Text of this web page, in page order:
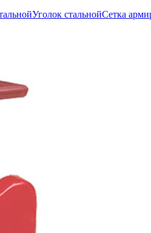
Уголок стальнойСетка